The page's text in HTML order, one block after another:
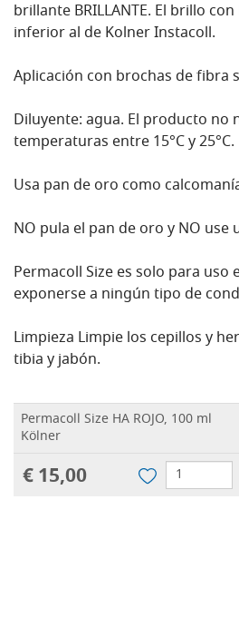
brillante BRILLANTE. El brillo
inferior al de Kolner Instacoll.
Aplicación con brochas de fibra
Diluyente: agua. El producto no
temperaturas entre 15°C y 25°C.
Usa pan de oro como
NO pula el pan de oro y NO use
Permacoll Size es solo para
exponerse a ningún tipo de
Limpieza Limpie los cepillos y
tibia y jabón.
Permacoll Size HA ROJO, 100 ml
Kölner
€ 15,00